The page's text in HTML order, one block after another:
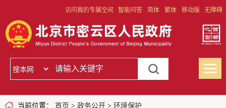
访问我的专属空间 智能问答 简体 繁体 移动版 无障碍
当前位置： 首页 > 政务公开> 环境保护